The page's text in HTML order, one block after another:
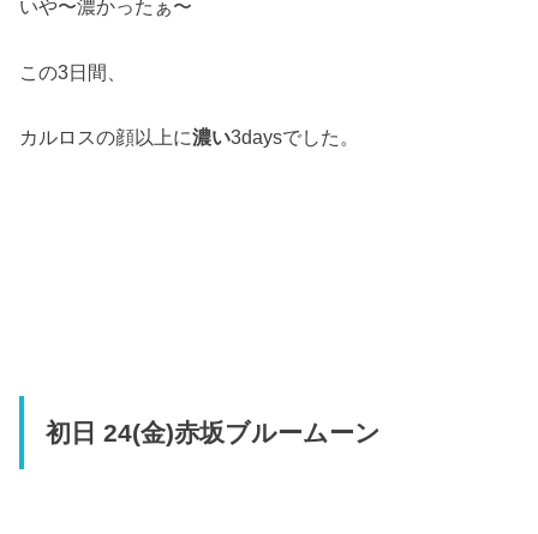
いや〜濃かったぁ〜
この3日間、
カルロスの顔以上に濃い3daysでした。
初日 24(金)赤坂ブルームーン